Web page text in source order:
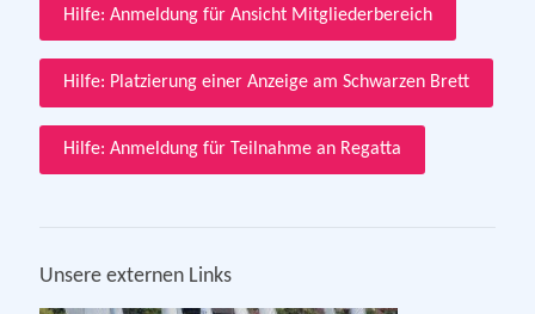
Hilfe: Anmeldung für Ansicht Mitgliederbereich
Hilfe: Platzierung einer Anzeige am Schwarzen Brett
Hilfe: Anmeldung für Teilnahme an Regatta
Unsere externen Links